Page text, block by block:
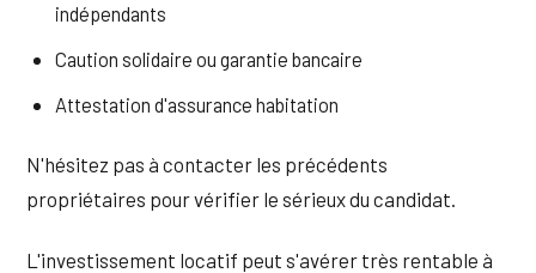
indépendants
Caution solidaire ou garantie bancaire
Attestation d'assurance habitation
N'hésitez pas à contacter les précédents
propriétaires pour vérifier le sérieux du candidat.
L'investissement locatif peut s'avérer très rentable à